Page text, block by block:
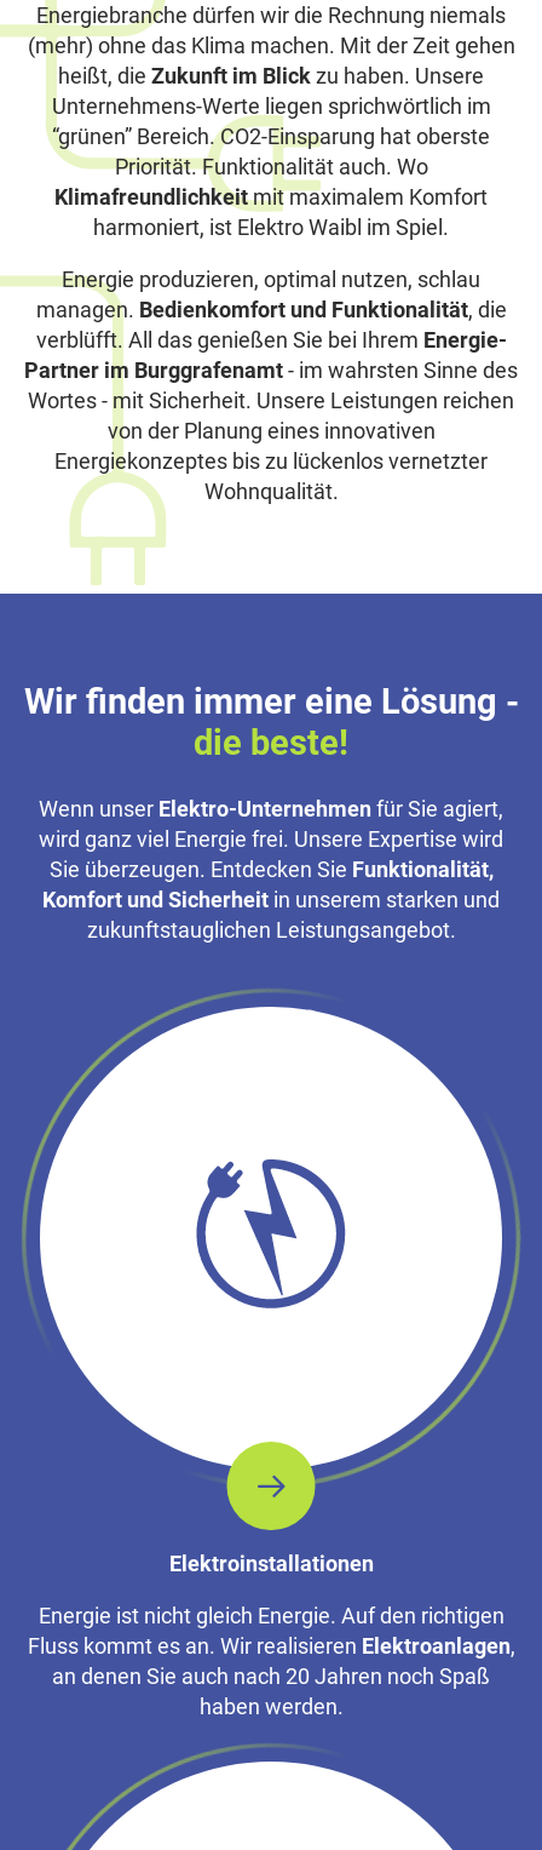
Energiebranche dürfen wir die Rechnung niemals
(mehr) ohne das Klima machen. Mit der Zeit gehen
heißt, die Zukunft im Blickzu haben. Unsere
Unternehmens-Werte liegen sprichwörtlich im
“grünen” Bereich. CO2-Einsparung hat oberste
Priorität. Funktionalität auch. Wo
Klimafreundlichkeitmit maximalem Komfort
harmoniert, ist Elektro Waibl im Spiel.
Energie produzieren, optimal nutzen, schlau
managen. Bedienkomfort und Funktionalität, die
verblüfft. All das genießen Sie bei Ihrem Energie-
Partner im Burggrafenamt- im wahrsten Sinne des
Wortes - mit Sicherheit. Unsere Leistungen reichen
von der Planung eines innovativen
Energiekonzeptes bis zu lückenlos vernetzter
Wohnqualität.
Wir finden immer eine Lösung -
die beste!
Wenn unser Elektro-Unternehmen für Sie agiert,
wird ganz viel Energie frei. Unsere Expertise wird
Sie überzeugen. Entdecken Sie Funktionalität,
Komfort und Sicherheit in unserem starken und
zukunftstauglichen Leistungsangebot.
Elektroinstallationen
Energie ist nicht gleich Energie. Auf den richtigen
Fluss kommt es an. Wir realisieren Elektroanlagen,
an denen Sie auch nach 20 Jahren noch Spaß
haben werden.